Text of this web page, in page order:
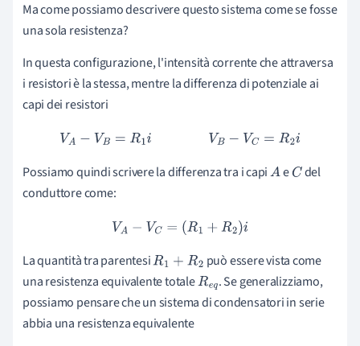
Ma come possiamo descrivere questo sistema come se fosse
una sola resistenza?
In questa configurazione, l'intensità corrente che attraversa
i resistori è la stessa, mentre la differenza di potenziale ai
capi dei resistori
VA−VB C=R 2i
Possiamo quindi scrivere la differenza tra i capiA eC del
conduttore come:
V A−V C= R1+R2) i
La quantità tra parentesiR1+ R2
può essere vista come
una resistenza equivalente totaleReq. Se generalizziamo,
possiamo pensare che un sistema di condensatori in serie
abbia una resistenza equivalente